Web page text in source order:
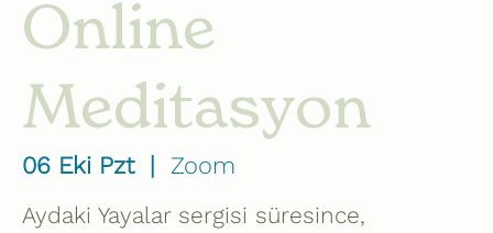
Online
Meditasyon
06 Eki Pzt
  |
Zoom
Aydaki Yayalar sergisi süresince,